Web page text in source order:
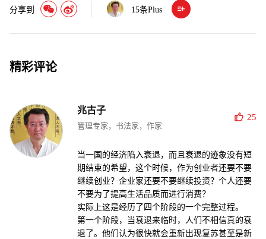
分享到 15条Plus
精彩评论
兆古子
管理专家，书法家，作家
25
当一国的经济陷入衰退，而且衰退的迹象没有短
期结束的希望，这个时候，作为创业者还要不要
继续创业？企业家还要不要继续投资？个人还要
不要为了提高生活品质而进行消费？
实际上这是经历了四个阶段的一个完整过程。
第一个阶段，当衰退来临时，人们不相信真的衰
退了。他们认为很快就会重新出现复苏甚至是新